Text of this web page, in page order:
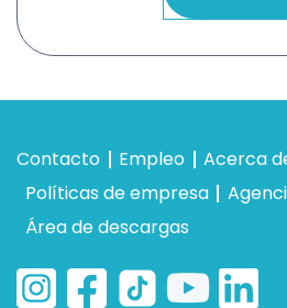
Contacto Empleo
Acerca
Políticas de empresa
Área de descargas